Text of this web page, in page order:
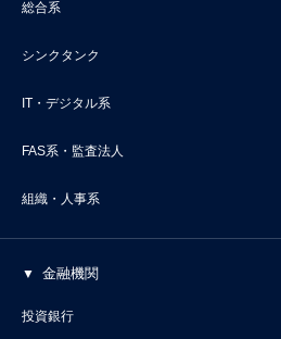
総合系
シンクタンク
IT・デジタル系
FAS系・監査法人
組織・人事系
金融機関
投資銀行